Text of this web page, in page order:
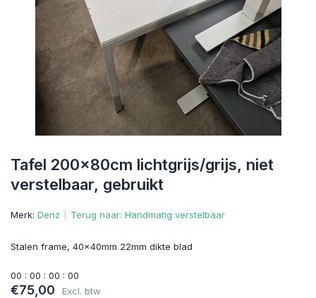
Tafel 200x80cm lichtgrijs/grijs, niet
verstelbaar, gebruikt
Merk: Denz Terug naar: Handmatig verstelbaar
Stalen frame, 40x40mm 22mm dikte blad
00 : 00 : 00 : 00
€75,00
Excl. btw